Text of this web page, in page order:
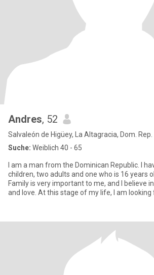
Andres, 52
Salvaleón de Higüey, La Altagracia, Dom. Rep.
Suche: Weiblich 40 - 65
I am a man from the Dominican Republic. I
children, two adults and one who is 16 years
Family is very important to me, and I believe
and love. At this stage of my life, I am looking